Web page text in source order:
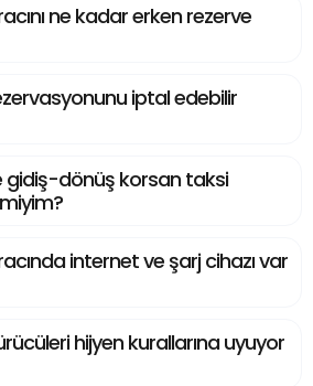
ne kadar erken rezerve
iptal edebilir
gidiş-dönüş korsan taksi
internet ve şarj cihazı var
hijyen kurallarına uyuyor